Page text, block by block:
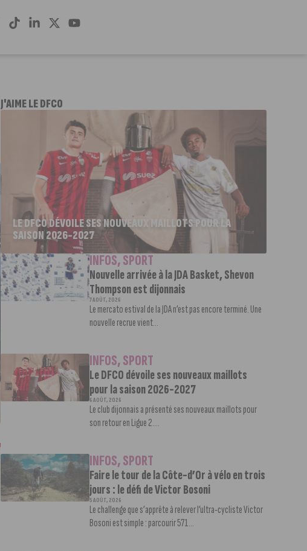
J'AIME LE DFCO
LE DFCO DÉVOILE SES NOUVEAUX MAILLOTS POUR LA
SAISON 2026-2027
INFOS,SPORT
Nouvelle arrivée à la JDA Basket, Shevon
Thompson est dijonnais
7 AOÛT, 2026
Le mercato estival de la JDA n’est pas encore terminé. Une
nouvelle recrue vient...
INFOS,SPORT
Le DFCO dévoile ses nouveaux maillots
pour la saison 2026-2027
6 AOÛT, 2026
Le club dijonnais a présenté ses nouveaux maillots pour
son retour en Ligue 2....
INFOS,SPORT
Faire le tour de la Côte-d’Or à vélo en trois
jours : le défi de Victor Bosoni
5 AOÛT, 2026
Le challenge que s’apprête à relever l’ultra-cycliste Victor
Bosoni est simple : parcourir 571...